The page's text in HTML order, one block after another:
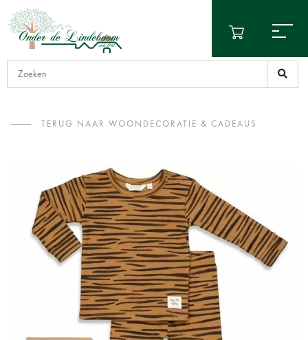
TERUG NAAR WOONDECORATIE & CADEAUS